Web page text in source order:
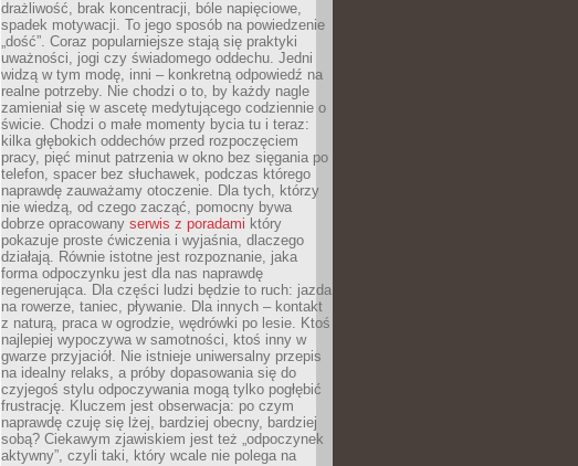
drażliwość, brak koncentracji, bóle napięciowe,
spadek motywacji. To jego sposób na powiedzenie
„dość”. Coraz popularniejsze stają się praktyki
uważności, jogi czy świadomego oddechu. Jedni
widzą w tym modę, inni – konkretną odpowiedź na
realne potrzeby. Nie chodzi o to, by każdy nagle
zamieniał się w ascetę medytującego codziennie o
świcie. Chodzi o małe momenty bycia tu i teraz:
kilka głębokich oddechów przed rozpoczęciem
pracy, pięć minut patrzenia w okno bez sięgania po
telefon, spacer bez słuchawek, podczas którego
naprawdę zauważamy otoczenie. Dla tych, którzy
nie wiedzą, od czego zacząć, pomocny bywa
dobrze opracowany serwis z poradami który
pokazuje proste ćwiczenia i wyjaśnia, dlaczego
działają. Równie istotne jest rozpoznanie, jaka
forma odpoczynku jest dla nas naprawdę
regenerująca. Dla części ludzi będzie to ruch: jazda
na rowerze, taniec, pływanie. Dla innych – kontakt
z naturą, praca w ogrodzie, wędrówki po lesie. Ktoś
najlepiej wypoczywa w samotności, ktoś inny w
gwarze przyjaciół. Nie istnieje uniwersalny przepis
na idealny relaks, a próby dopasowania się do
czyjegoś stylu odpoczywania mogą tylko pogłębić
frustrację. Kluczem jest obserwacja: po czym
naprawdę czuję się lżej, bardziej obecny, bardziej
sobą? Ciekawym zjawiskiem jest też „odpoczynek
aktywny”, czyli taki, który wcale nie polega na